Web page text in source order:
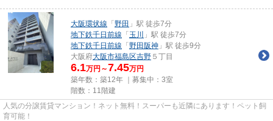
大阪環状線 「 野田 」駅 徒歩7分
地下鉄千日前線 「 玉川
」駅 徒歩7分
地下鉄千日前線 「 野田阪神 」駅 徒歩9分
大阪府大阪市福島区吉野 ５丁目
6.1万円～7.45万円
築年数：築12年 ｜募集中： 3室
階数：11階建
人気の分譲賃貸マンション！ネット無料！スーパーも近隣にあります！ペット飼
育可能！